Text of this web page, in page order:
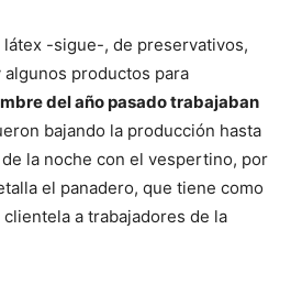
látex -sigue-, de preservativos,
productos para
del año pasado trabajaban
bajando la producción hasta
la noche con el vespertino, por
el panadero, que tiene como
a trabajadores de la